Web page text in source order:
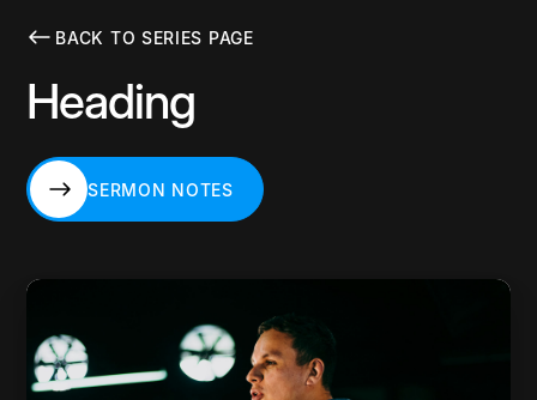
BACK TO SERIES PAGE
Heading
SERMON NOTES